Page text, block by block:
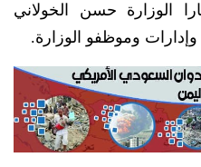
الوزارة حسن الخولاني
وموظفو الوزارة.